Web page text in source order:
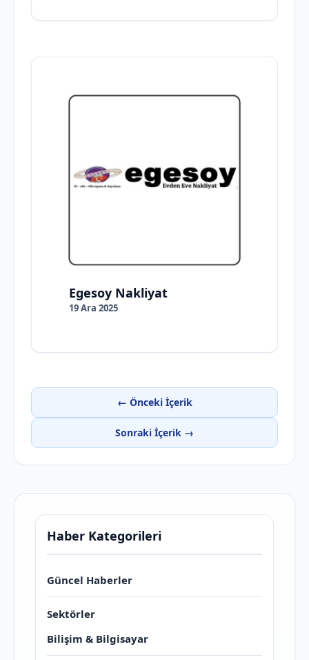
Egesoy Nakliyat
19 Ara 2025
← Önceki İçerik
Sonraki İçerik →
Haber Kategorileri
Güncel Haberler
Sektörler
Bilişim & Bilgisayar